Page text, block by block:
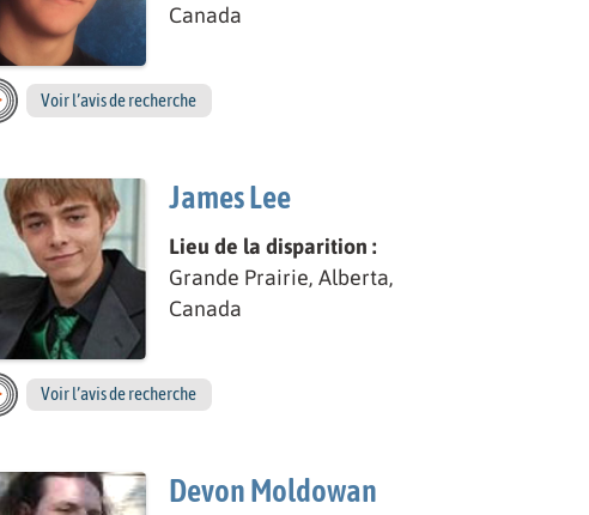
Canada
Voir l’avis de recherche
James Lee
Lieu de la disparition :
Grande Prairie, Alberta,
Canada
Voir l’avis de recherche
Devon Moldowan